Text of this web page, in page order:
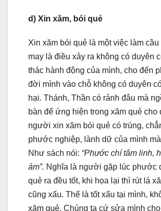
d) Xin xăm, bói quẻ
Xin xăm bói quẻ là một việc làm cầu
may là điều xảy ra không có duyên
thác hành động của mình, cho đến
đời mình vào chỗ không có duyên
hại. Thánh, Thần có rảnh đâu mà
bàn để ứng hiện trong xăm quẻ cho
người xin xăm bói quẻ có trúng,
phước nghiệp, lành dữ của mình
Như sách nói: “Phước chí tâm linh,
ám”. Nghĩa là người gặp lúc phước
quẻ ra đều tốt, khi họa lại thì rút lá
cũng xấu. Thế là tốt xấu tại mình,
xăm quẻ. Chúng ta cứ sửa mình